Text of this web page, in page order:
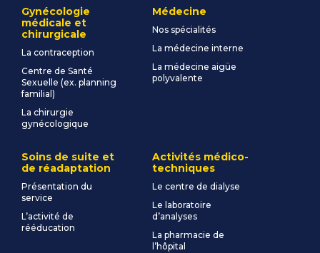
Gynécologie
médicale et
chirurgicale
La contraception
Centre de Santé
Sexuelle (ex. planning
familial)
La chirurgie
gynécologique
Médecine
Nos spécialités
La médecine interne
La médecine aigüe
polyvalente
Soins de suite et
de réadaptation
Présentation du
service
L’activité de
rééducation
Activités médico-
techniques
Le centre de dialyse
Le laboratoire
d’analyses
La pharmacie de
l’hôpital